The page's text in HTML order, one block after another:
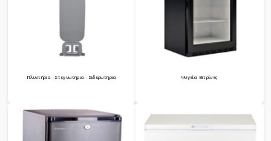
Πλυντήρια - Στεγνωτήρια - Σιδερωτήρια Ψυγεία Βιτρίνες